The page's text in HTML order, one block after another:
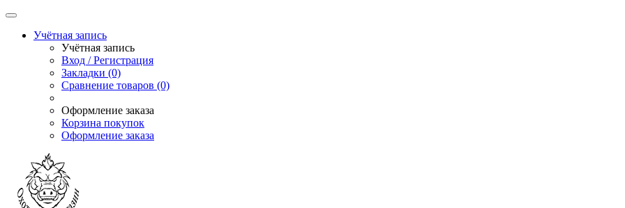
Учётная запись
Учётная запись
Вход / Регистрация
Закладки (0)
Сравнение товаров (0)
Оформление заказа
Корзина покупок
Оформление заказа